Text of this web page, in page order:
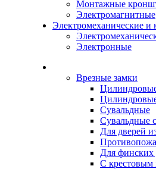
Монтажные
Электромагнитные
Электромеханические и
Электронные
Врезные замки
Сувальдные
Сувальдные
Для дверей
Для финских
С